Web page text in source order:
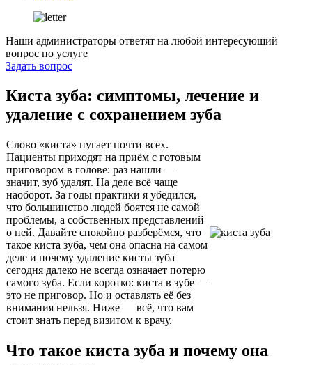
Наши администраторы ответят на любой интересующий
вопрос по услуге
Задать вопрос
Киста зуба: симптомы, лечение и
удаление с сохранением зуба
Слово «киста» пугает почти всех.
Пациенты приходят на приём с готовым
приговором в голове: раз нашли —
значит, зуб удалят. На деле всё чаще
наоборот. За годы практики я убедился,
что большинство людей боятся не самой
проблемы, а собственных представлений
о ней. Давайте спокойно разберёмся, что
такое киста зуба, чем она опасна на самом
деле и почему удаление кисты зуба
сегодня далеко не всегда означает потерю
самого зуба. Если коротко: киста в зубе —
это не приговор. Но и оставлять её без
внимания нельзя. Ниже — всё, что вам
стоит знать перед визитом к врачу.
Что такое киста зуба и почему она